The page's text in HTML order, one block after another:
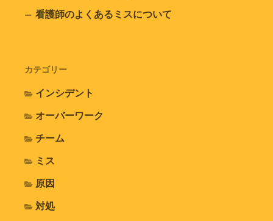
看護師のよくあるミスについて
カテゴリー
インシデント
オーバーワーク
チーム
ミス
原因
対処